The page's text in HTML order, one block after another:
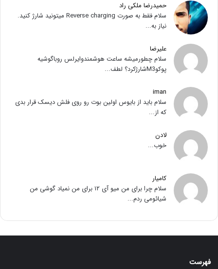
حمیدرضا ملکی راد
سلام فقط به صورت Reverse charging میتونید شارژ کنید.
نیاز به...
علیرضا
سلام چطورمیشه ساعت هوشمندوایرلس روباگوشیه
پوکوM3شارژکرد؟ لطف...
iman
سلام باید از بایوس اولین بوت رو روی فلش دیسک قرار بدی
که از...
لادن
خوب...
کامیار
سلام چرا برای من میو آی ۱۲ برای من نمیاد گوشی من
شیائومی ردم...
فهرست